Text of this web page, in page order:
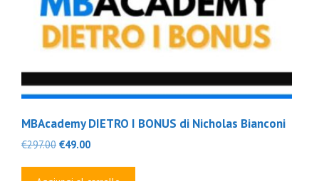
MBAcademy DIETRO I BONUS di Nicholas Bianconi
€297.00 Il
€49.00Il